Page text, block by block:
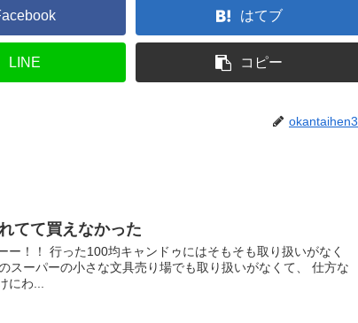
はてブ
LINE コピー
okantaihen3
てて買えなかった
ー！！ 行った100均キャンドゥにはそもそも取り扱いがなく
スーパーの小さな文具売り場でも取り扱いがなくて、 仕方な
にわ...